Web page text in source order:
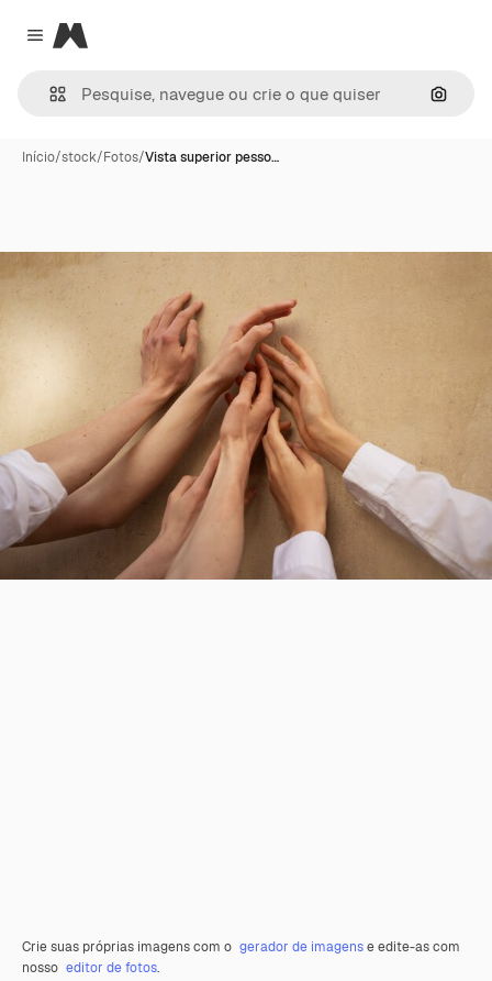
Close menu
Magnific
Início/stock/Fotos/Vista superior pesso…
Crie suas próprias imagens com o gerador de imagense edite-as com
nosso editor de fotos.